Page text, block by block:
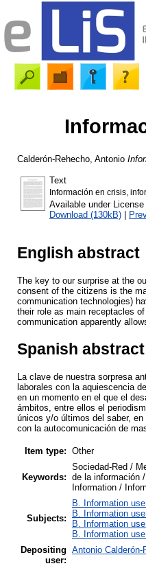
Calderón-Rehecho, Antonio
Text
Información en crisis,
Available under License
Download (130kB) |
English abstract
The key to our surprise at the
consent of the citizens is the
communication technologies)
their role as main receptacles
communication apparently
Spanish abstract
La clave de nuestra sorpresa
laborales con la aquiescencia
en un momento en el que el
ámbitos, entre ellos el
únicos y/o últimos del saber,
con la autocomunicación de
Item type: Other
Keywords:
Sociedad-Red /
de la información
Information /
Subjects:
B. Information
B. Information
B. Information
B. Information
Depositing
user:
Antonio Calderón-